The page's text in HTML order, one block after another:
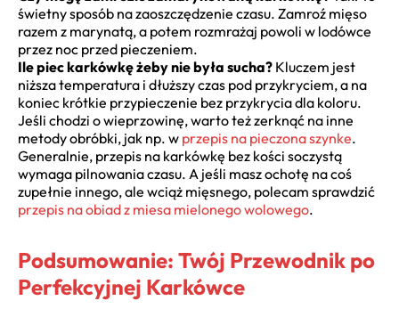
świetny sposób na zaoszczędzenie czasu. Zamroź mięso
razem z marynatą, a potem rozmrażaj powoli w lodówce
przez noc przed pieczeniem.
Ile piec karkówkę żeby nie była sucha? Kluczem jest
niższa temperatura i dłuższy czas pod przykryciem, a na
koniec krótkie przypieczenie bez przykrycia dla koloru.
Jeśli chodzi o wieprzowinę, warto też zerknąć na inne
metody obróbki, jak np. w przepis na pieczona szynke.
Generalnie, przepis na karkówkę bez kości soczystą
wymaga pilnowania czasu. A jeśli masz ochotę na coś
zupełnie innego, ale wciąż mięsnego, polecam sprawdzić
przepis na obiad z miesa mielonego wolowego.
Podsumowanie: Twój Przewodnik po
Perfekcyjnej Karkówce